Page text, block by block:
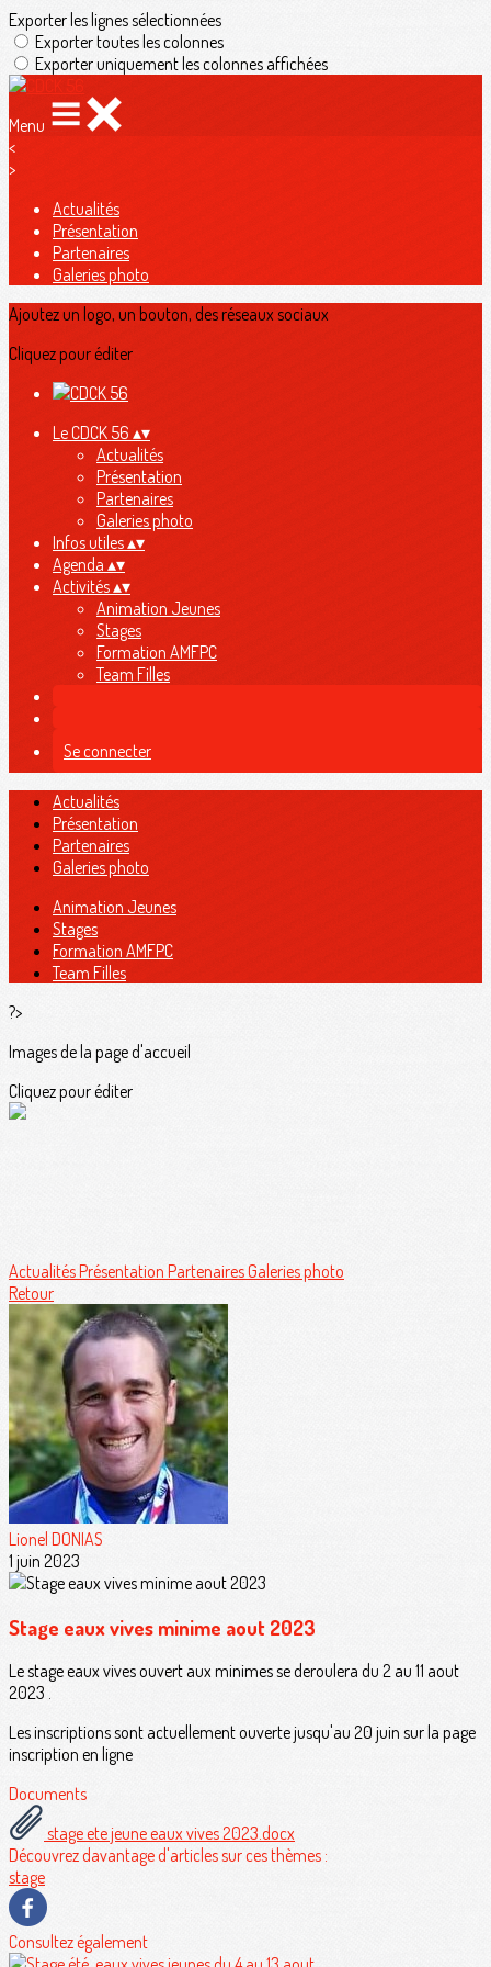
Exporter les lignes sélectionnées
Exporter toutes les colonnes
Exporter uniquement les colonnes affichées
Menu
<
>
Actualités
Présentation
Partenaires
Galeries photo
Ajoutez un logo, un bouton, des réseaux sociaux
Cliquez pour éditer
Le CDCK 56 ▴▾
Actualités
Présentation
Partenaires
Galeries photo
Infos utiles▴▾
Agenda ▴▾
Activités▴▾
Animation Jeunes
Stages
Formation AMFPC
Team Filles
Se connecter
Actualités
Présentation
Partenaires
Galeries photo
Animation Jeunes
Stages
Formation AMFPC
Team Filles
?>
Images de la page d'accueil
Cliquez pour éditer
ActualitésPrésentation PartenairesGaleries photo
Retour
Lionel DONIAS
1 juin 2023
Stage eaux vives minime aout 2023
Le stage eaux vives ouvert aux minimes se deroulera du 2 au 11 aout
2023 .
Les inscriptions sont actuellement ouverte jusqu'au 20 juin sur la page
inscription en ligne
Documents
stage ete jeune eaux vives 2023.docx
Découvrez davantage d'articles sur ces thèmes :
stage
Consultez également